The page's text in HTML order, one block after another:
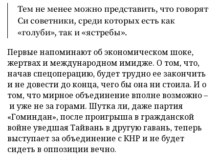
Тем не менее можно представить, что говорят
Си советники, среди которых есть как
«голуби», так и «ястребы».
Первые напоминают об экономическом шоке,
жертвах и международном имидже. О том, что,
начав спецоперацию, будет трудно ее закончить
и не довести до конца, чего бы она ни стоила. И о
том, что мирное объединение вполне возможно –
и уже не за горами. Шутка ли, даже партия
«Гоминдан», после проигрыша в гражданской
войне уведшая Тайвань в другую гавань, теперь
выступает за объединение с КНР и не будет
сидеть в оппозиции вечно.